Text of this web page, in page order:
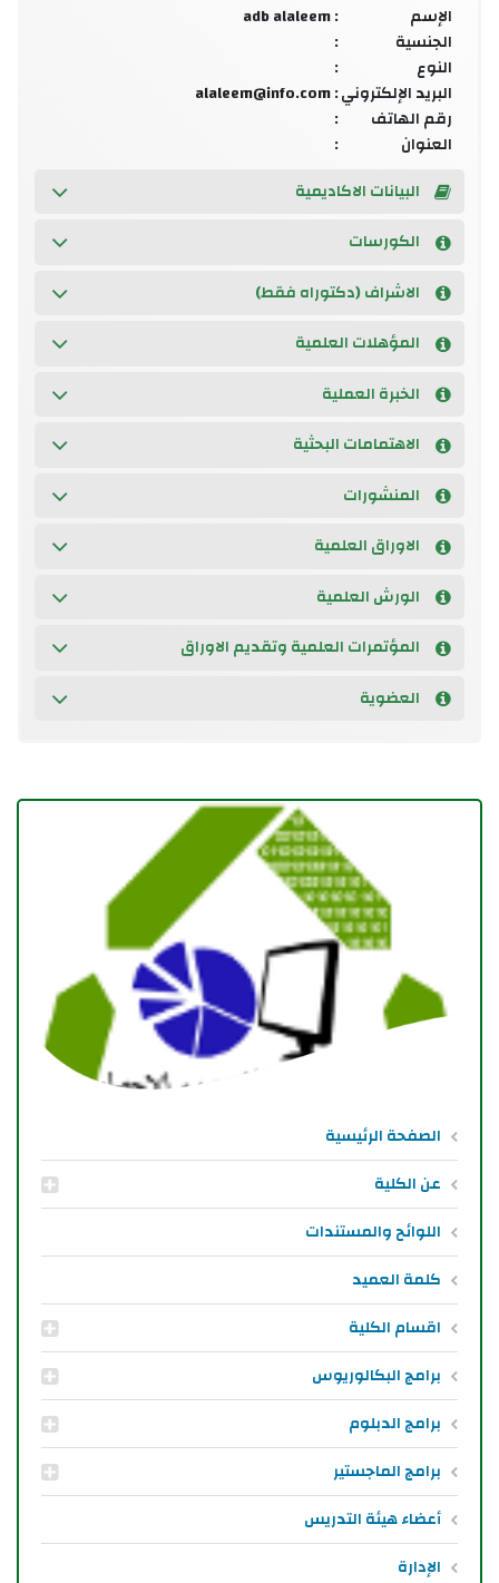
الصفحة الرئيسية
عن الكلية
اللوائح والمستندات
كلمة العميد
اقسام الكلية
برامج البكالوريوس
برامج الدبلوم
برامج الماجستير
أعضاء هيئة التدريس
الإدارة
الإسم
: adb alaleem
الجنسية
:
النوع
:
البريد الإلكتروني:
alaleem@info.com
رقم الهاتف
:
العنوان
:
البيانات الاكاديمية
الكورسات
الاشراف (دكتوراه فقط)
المؤهلات العلمية
الخبرة العملية
الاهتمامات البحثية
المنشورات
الاوراق العلمية
الورش العلمية
المؤتمرات العلمية وتقديم الاوراق
العضوية